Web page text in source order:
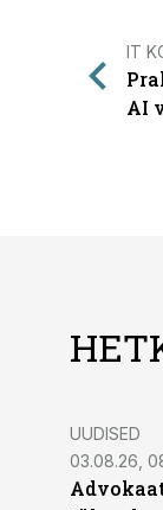
IT
AI
UUDISED
03.08.26,